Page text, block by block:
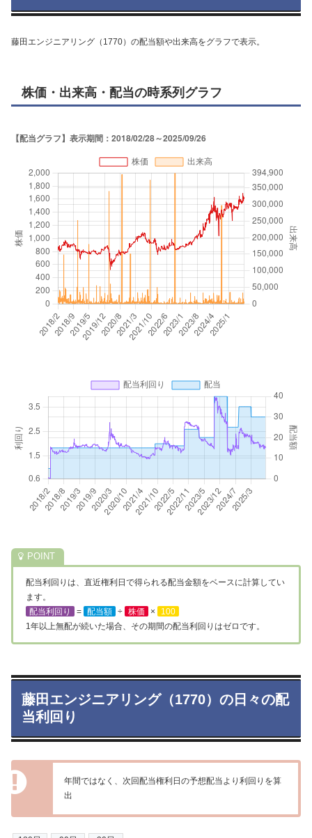
藤田エンジニアリング（1770）の配当額や出来高をグラフで表示。
株価・出来高・配当の時系列グラフ
配当利回りは、直近権利日で得られる配当金額をベースに計算してい
ます。
配当利回り
= 配当額 ÷ 株価 ×
100
1年以上無配が続いた場合、その期間の配当利回りはゼロです。
藤田エンジニアリング（1770）の日々の配
当利回り
年間ではなく、次回配当権利日の予想配当より利回りを算
出